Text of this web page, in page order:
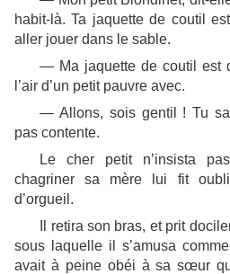
habit-là. Ta jaquette de coutil
aller jouer dans le sable.
— Ma jaquette de coutil est
l’air d’un petit pauvre avec.
— Allons, sois gentil ! Tu
pas contente.
Le cher petit n’insista
chagriner sa mère lui fit
d’orgueil.
Il retira son bras, et prit
sous laquelle il s’amusa
avait à peine obéi à sa sœur